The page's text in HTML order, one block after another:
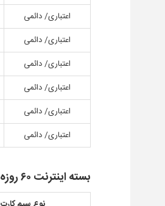
اعتباری/ دائمی
اعتباری/ دائمی
اعتباری/ دائمی
اعتباری/ دائمی
اعتباری/ دائمی
اعتباری/ دائمی
بسته اینترنت ۶۰ روزه همراه اول